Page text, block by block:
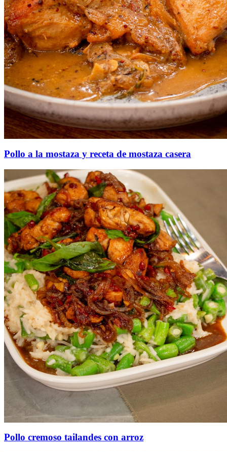
Pollo a la mostaza y receta de mostaza casera
Pollo cremoso tailandes con arroz